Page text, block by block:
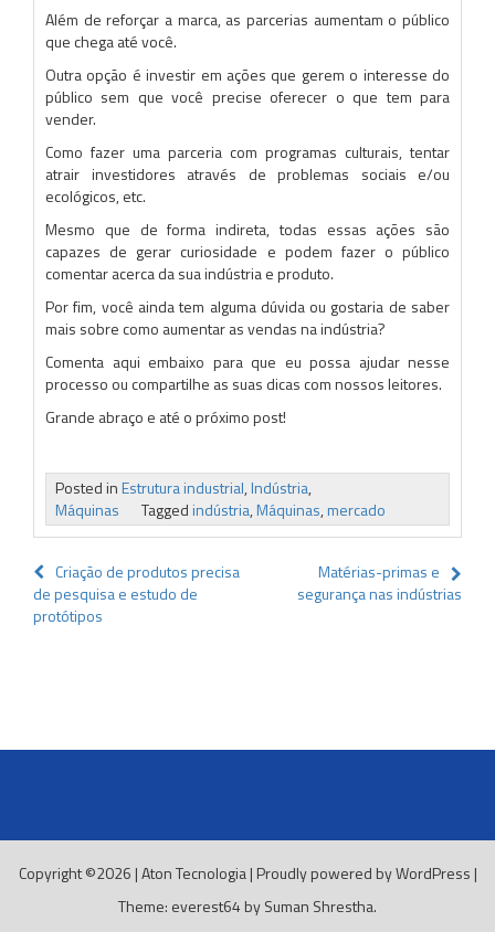
Além de reforçar a marca, as parcerias aumentam o público
que chega até você.
Outra opção é investir em ações que gerem o interesse do
público sem que você precise oferecer o que tem para
vender.
Como fazer uma parceria com programas culturais, tentar
atrair investidores através de problemas sociais e/ou
ecológicos, etc.
Mesmo que de forma indireta, todas essas ações são
capazes de gerar curiosidade e podem fazer o público
comentar acerca da sua indústria e produto.
Por fim, você ainda tem alguma dúvida ou gostaria de saber
mais sobre como aumentar as vendas na indústria?
Comenta aqui embaixo para que eu possa ajudar nesse
processo ou compartilhe as suas dicas com nossos leitores.
Grande abraço e até o próximo post!
Posted inEstrutura industrial,Indústria,
Máquinas
Taggedindústria,Máquinas,mercado
Navegação
de
Criação de produtos precisa
de pesquisa e estudo de
protótipos
Matérias-primas e
segurança nas indústrias
Copyright ©2026 |Aton Tecnologia | Proudly powered by WordPress |
Theme: everest64 bySuman Shrestha.